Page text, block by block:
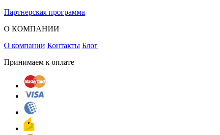
Партнерская программа
О КОМПАНИИ
О компании Контакты Блог
Принимаем к оплате